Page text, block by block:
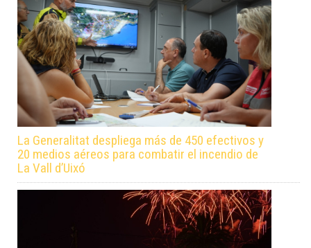
La Generalitat despliega más de 450 efectivos y
20 medios aéreos para combatir el incendio de
La Vall d’Uixó